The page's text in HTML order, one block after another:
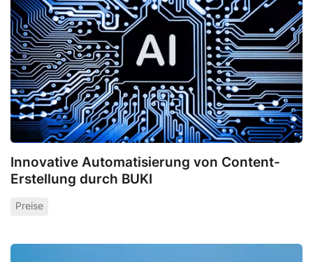
Innovative Automatisierung von Content-
Erstellung durch BUKI
Preise